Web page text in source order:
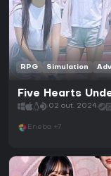
RPG Simulation
Five Hearts
02 out. 2024
Eneba +7